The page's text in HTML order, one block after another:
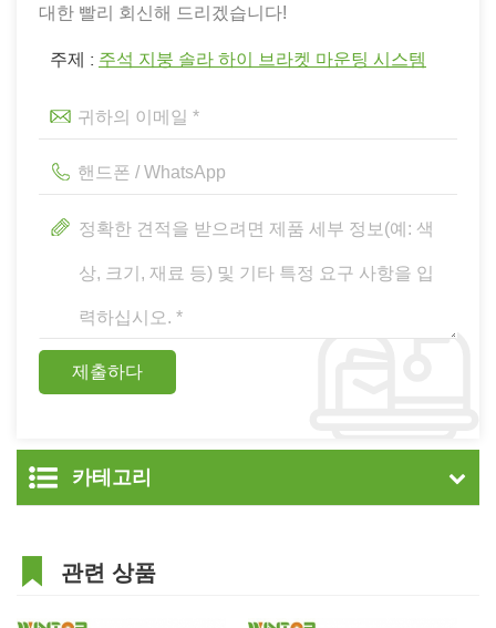
대한 빨리 회신해 드리겠습니다!
주제 : 주석 지붕 솔라 하이 브라켓 마운팅 시스템
카테고리
관련 상품